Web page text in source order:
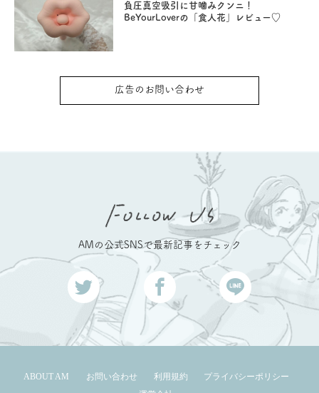
負圧真空吸引に甘噛みクンニ！
BeYourLoverの「食人花」レビュー♡
広告のお問い合わせ
AMの公式SNSで最新記事をチェック
ABOUT AM お問い合わせ 利用規約
プライバシーポリシー